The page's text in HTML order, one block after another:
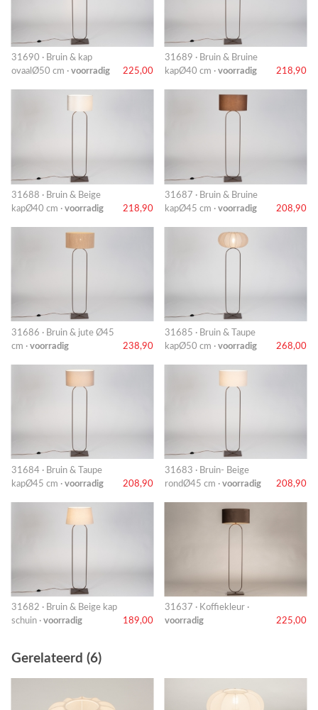
31690 · Bruin & kap
ovaalØ50 cm · voorradig 225,00
31689 · Bruin & Bruine
kapØ40 cm · voorradig 218,90
31688 · Bruin & Beige
kapØ40 cm · voorradig 218,90
31687 · Bruin & Bruine
kapØ45 cm · voorradig 208,90
31686 · Bruin & jute Ø45
cm · voorradig 238,90
31685 · Bruin & Taupe
kapØ50 cm · voorradig 268,00
31684 · Bruin & Taupe
kapØ45 cm · voorradig 208,90
31683 · Bruin- Beige
rondØ45 cm · voorradig 208,90
31682 · Bruin & Beige kap
schuin · voorradig 189,00
31637 · Koffiekleur ·
voorradig
225,00
Gerelateerd (6)